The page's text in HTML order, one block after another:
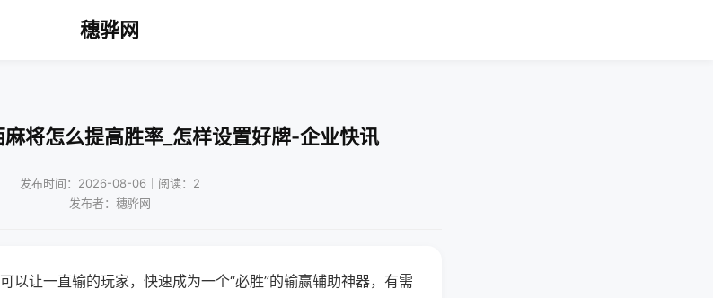
穗骅网
将怎么提高胜率_怎样设置好牌-企业快讯
发布时间：2026-08-06｜阅读：2
发布者：穗骅网
以让一直输的玩家，快速成为一个“必胜”的输赢辅助神器，有需